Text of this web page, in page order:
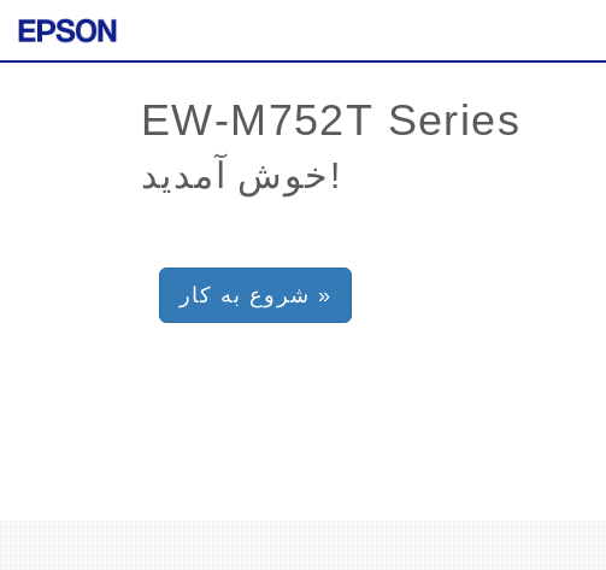
خوش آمدید!
شروع به کار »